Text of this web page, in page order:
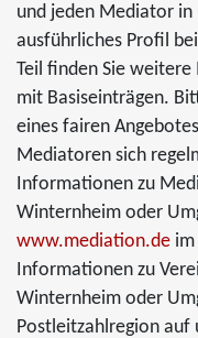
und jeden Mediator
ausführliches Profil
Teil finden Sie
mit Basiseinträgen.
eines fairen
Mediatoren sich
Informationen zu
Winternheim oder
www.mediation.de
Informationen zu
Winternheim oder
Postleitzahlregion auf